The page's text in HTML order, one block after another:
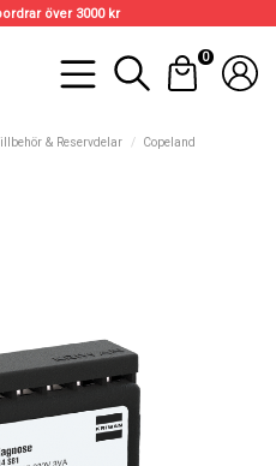
över 3000 kr
0
& Reservdelar
Copeland